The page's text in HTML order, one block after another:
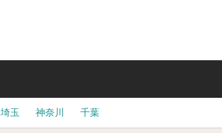
埼玉 神奈川 千葉